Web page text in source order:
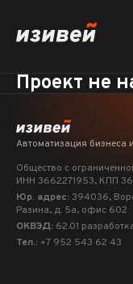
Проект не
Автоматизация бизнеса
Общество с
ИНН 3662271953, КПП
Юр. адрес: 394036,
Разина, д. 5а, офис 602
ОКВЭД: 62.01
Тел.:+7 952 543 62 43